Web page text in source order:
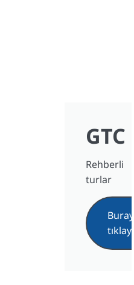
GTC
Rehberli
turlar
Buraya
tıklayın